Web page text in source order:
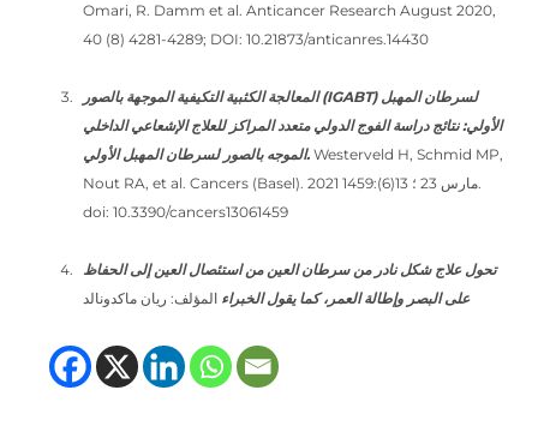
Omari, R. Damm et al. Anticancer Research August 2020,
40 (8) 4281-4289; DOI: 10.21873/anticanres.14430
المعالجة الكثبية التكيفية الموجهة بالصور (IGABT) لسرطان المهبل
الأولي: نتائج دراسة الفوج الدولي متعدد المراكز للعلاج الإشعاعي الداخلي
الموجه بالصور لسرطان المهبل الأولي. Westerveld H, Schmid MP,
Nout RA, et al. Cancers (Basel). 2021 مارس 23 ؛ 13(6):1459.
doi: 10.3390/cancers13061459
تحول علاج شكل نادر من سرطان العين من استئصال العين إلى الحفاظ
على البصر وإطالة العمر، كما يقول الخبراء المؤلف: ريان ماكدونالد
(opens in new tab)
(opens in new tab)
(opens in new
(opens in new